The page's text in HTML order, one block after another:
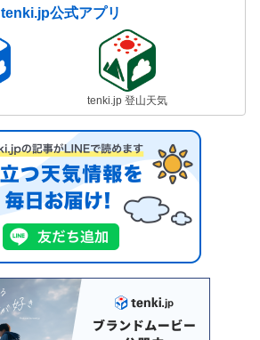
tenki.jp公式アプリ
tenki.jp 登山天気